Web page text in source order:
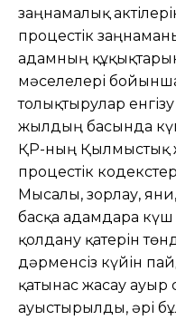
заңнамалық
процестік
адамның
мәселелері
толықтырулар
жылдың басында
ҚР-ның Қылмыстық
процестік
Мысалы, зорлау,
басқа адамдарға
қолдану қатерін
дәрменсіз күйін
қатынас жасау ауыр
ауыстырылды, әрі